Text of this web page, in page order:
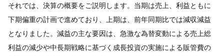
それでは、決算の概要をご説明します。当期は売上、利益ともに
下期偏重の計画で進めており、上期は、前年同期比では減収減益
となりました。減益の主な要因は、急激な為替変動による売上総
利益の減少や中長期戦略に基づく成長投資の実施による販管費の